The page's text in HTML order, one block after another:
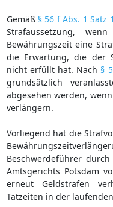
Gemäß § 56 f Abs. 1 Satz
Strafaussetzung,
Bewährungszeit eine
die Erwartung, die der
nicht erfüllt hat. Nach §
grundsätzlich
abgesehen werden,
verlängern.
Vorliegend hat die
Beschwerdeführer
Amtsgerichts Potsdam
erneut Geldstrafen
Tatzeiten in der